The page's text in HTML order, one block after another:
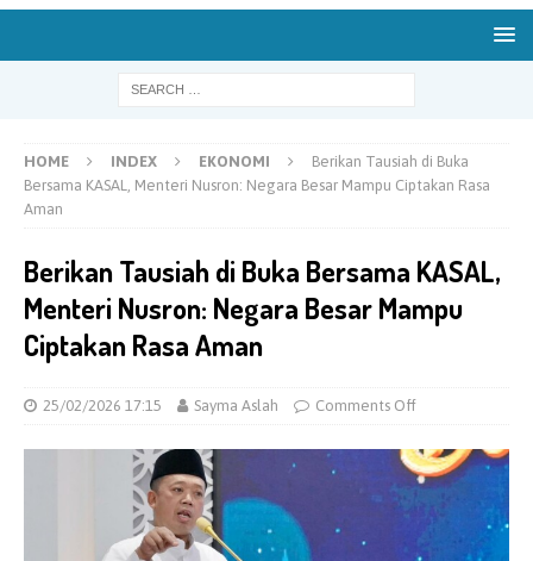
HOME INDEX EKONOMI
Berikan Tausiah di Buka
Bersama KASAL, Menteri Nusron: Negara Besar Mampu Ciptakan Rasa
Aman
Berikan Tausiah di Buka Bersama KASAL,
Menteri Nusron: Negara Besar Mampu
Ciptakan Rasa Aman
25/02/2026 17:15 Sayma Aslah Comments Off